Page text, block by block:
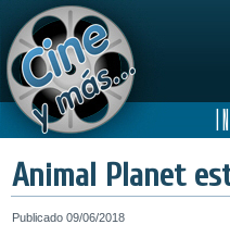
I
Animal Planet
Publicado 09/06/2018